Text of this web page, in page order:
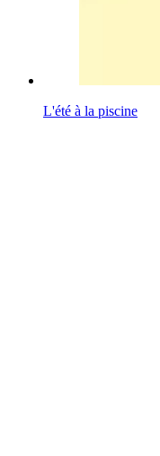
L'été à la piscine